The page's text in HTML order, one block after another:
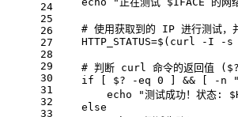
24
25
26
27
28
29
30
31
32
33
# 使用获取到的 IP 进行测试，
HTTP_STATUS=$(curl -I -s
# 判断 curl 命令的返回值
if [ $? -eq 0 ] && [ -n "
echo
"测试成功！状态:
else